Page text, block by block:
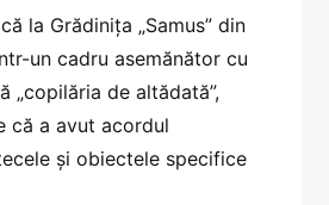
la Grădinița „Samus” din
un cadru asemănător cu
de altădată”,
că a avut acordul
și obiectele specifice